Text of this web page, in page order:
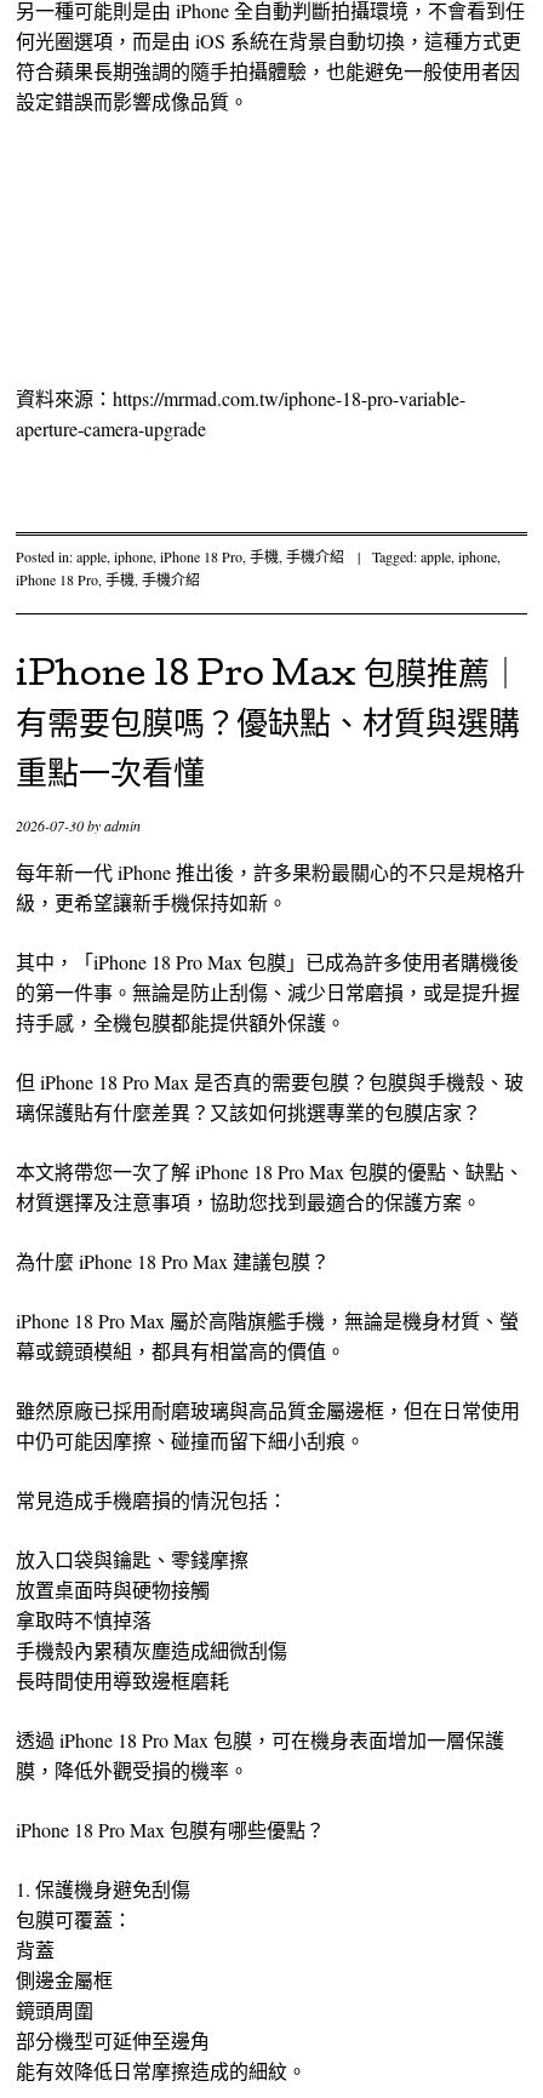
另一種可能則是由 iPhone 全自動判斷拍攝環境，不會看到任
何光圈選項，而是由 iOS 系統在背景自動切換，這種方式更
符合蘋果長期強調的隨手拍攝體驗，也能避免一般使用者因
設定錯誤而影響成像品質。
資料來源：https://mrmad.com.tw/iphone-18-pro-variable-
aperture-camera-upgrade
Posted in:apple,iphone,iPhone 18 Pro,手機,手機介紹 | Tagged:apple,iphone,
iPhone 18 Pro,手機,手機介紹
iPhone 18 Pro Max 包膜推薦｜
有需要包膜嗎？優缺點、材質與選購
重點一次看懂
2026-07-30byadmin
每年新一代 iPhone 推出後，許多果粉最關心的不只是規格升
級，更希望讓新手機保持如新。
其中，「iPhone 18 Pro Max 包膜」已成為許多使用者購機後
的第一件事。無論是防止刮傷、減少日常磨損，或是提升握
持手感，全機包膜都能提供額外保護。
但 iPhone 18 Pro Max 是否真的需要包膜？包膜與手機殼、玻
璃保護貼有什麼差異？又該如何挑選專業的包膜店家？
本文將帶您一次了解 iPhone 18 Pro Max 包膜的優點、缺點、
材質選擇及注意事項，協助您找到最適合的保護方案。
為什麼 iPhone 18 Pro Max 建議包膜？
iPhone 18 Pro Max 屬於高階旗艦手機，無論是機身材質、螢
幕或鏡頭模組，都具有相當高的價值。
雖然原廠已採用耐磨玻璃與高品質金屬邊框，但在日常使用
中仍可能因摩擦、碰撞而留下細小刮痕。
常見造成手機磨損的情況包括：
放入口袋與鑰匙、零錢摩擦
放置桌面時與硬物接觸
拿取時不慎掉落
手機殼內累積灰塵造成細微刮傷
長時間使用導致邊框磨耗
透過 iPhone 18 Pro Max 包膜，可在機身表面增加一層保護
膜，降低外觀受損的機率。
iPhone 18 Pro Max 包膜有哪些優點？
1. 保護機身避免刮傷
包膜可覆蓋：
背蓋
側邊金屬框
鏡頭周圍
部分機型可延伸至邊角
能有效降低日常摩擦造成的細紋。